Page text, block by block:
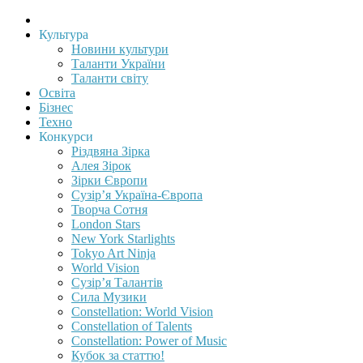
Культура
Новини культури
Таланти України
Таланти світу
Освіта
Бізнес
Техно
Конкурси
Різдвяна Зірка
Алея Зірок
Зірки Європи
Сузір’я Україна-Європа
Творча Сотня
London Stars
New York Starlights
Tokyo Art Ninja
World Vision
Сузір’я Талантів
Сила Музики
Constellation: World Vision
Constellation of Talents
Constellation: Power of Music
Кубок за статтю!